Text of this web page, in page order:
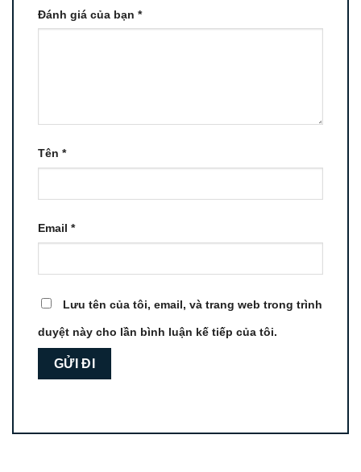
Đánh giá của bạn *
Tên *
Email *
Lưu tên của tôi, email, và trang web trong trình
duyệt này cho lần bình luận kế tiếp của tôi.